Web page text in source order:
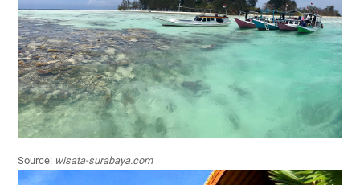
Source: wisata-surabaya.com